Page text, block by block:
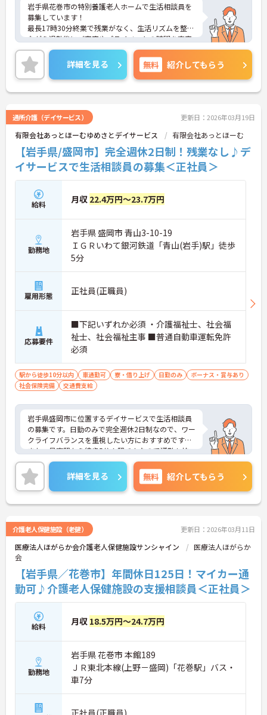
岩手県花巻市の特別養護老人ホームで生活相談員を
募集しています！
最長17時30分終業で残業がなく、生活リズムを整え
ながら退勤後にご家庭やプライベートの時間を充実
させることができます◎昇給・賞与制度あり！賞与
は4.7か月分と充実しており、仕事のモチベーション
にもつながります♪住宅手当や扶養手当等生活に嬉
しい制度も整っております！
ご興味のある方は、面接のポイントをお伝えします
詳細を見る 無料 紹介してもらう
通所介護（デイサービス） 更新日：2026年03月19日
有限会社あっとほーむゆめさとデイサービス 有限会社あっとほーむ
【岩手県/盛岡市】完全週休2日制！残業なし♪デ
イサービスで生活相談員の募集＜正社員＞
給料 月収 22.4万円～23.7万円
勤務地
岩手県 盛岡市 青山3-10-19
ＩＧＲいわて銀河鉄道「青山(岩手)駅」徒歩
5分
雇用形態 正社員(正職員)
応募要件
■下記いずれか必須 ・介護福祉士、社会福
祉士、社会福祉主事 ■普通自動車運転免許
必須
駅から徒歩10分以内 車通勤可 寮・借り上げ 日勤のみ
ボーナス・賞与あり
社会保険完備
交通費支給
岩手県盛岡市に位置するデイサービスで生活相談員
の募集です。日勤のみで完全週休2日制なので、ワー
クライフバランスを重視したい方におすすめです！
また、最寄駅から徒歩5分！駅チカなので通勤も快
適です♪ご興味のある方はご面接のポイントお伝え
しますのでご気軽にお問い合わせください。
詳細を見る 無料 紹介してもらう
介護老人保健施設（老健） 更新日：2026年03月11日
医療法人ほがらか会介護老人保健施設サンシャイン
医療法人ほがらか
会
【岩手県／花巻市】年間休日125日！マイカー通
勤可♪介護老人保健施設の支援相談員＜正社員＞
給料 月収 18.5万円～24.7万円
勤務地
岩手県 花巻市 本館189
ＪＲ東北本線(上野－盛岡)「花巻駅」バス・
車7分
正社員(正職員)